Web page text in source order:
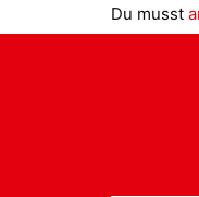
Du musst